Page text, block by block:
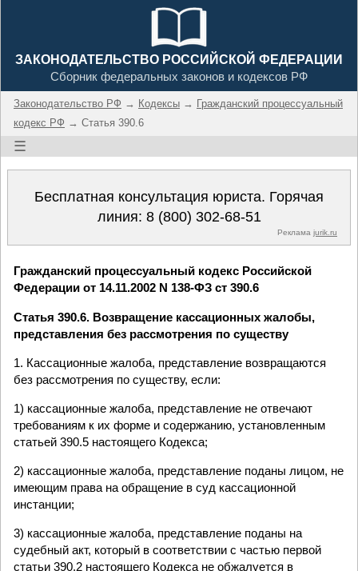
ЗАКОНОДАТЕЛЬСТВО РОССИЙСКОЙ ФЕДЕРАЦИИ
Сборник федеральных законов и кодексов РФ
Законодательство РФ → Кодексы → Гражданский процессуальный
кодекс РФ → Статья 390.6
☰
Бесплатная консультация юриста. Горячая
линия: 8 (800) 302-68-51
Реклама jurik.ru
Гражданский процессуальный кодекс Российской
Федерации от 14.11.2002 N 138-ФЗ ст 390.6
Статья 390.6. Возвращение кассационных жалобы,
представления без рассмотрения по существу
1. Кассационные жалоба, представление возвращаются
без рассмотрения по существу, если:
1) кассационные жалоба, представление не отвечают
требованиям к их форме и содержанию, установленным
статьей 390.5 настоящего Кодекса;
2) кассационные жалоба, представление поданы лицом, не
имеющим права на обращение в суд кассационной
инстанции;
3) кассационные жалоба, представление поданы на
судебный акт, который в соответствии с частью первой
статьи 390.2 настоящего Кодекса не обжалуется в